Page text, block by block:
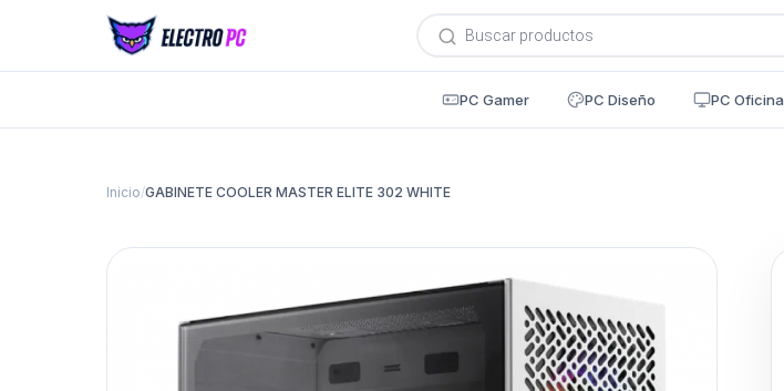
Búsqueda
de
productos
PC Gamer PC Diseño PC Oficina
Inicio/GABINETE COOLER MASTER ELITE 302 WHITE